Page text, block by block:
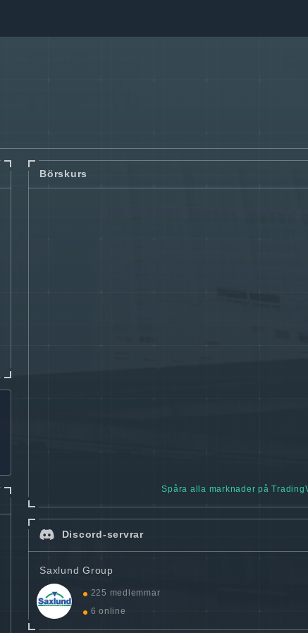
Börskurs
Spåra alla marknader på
Discord-servrar
Saxlund Group
225 medlemmar
6 online